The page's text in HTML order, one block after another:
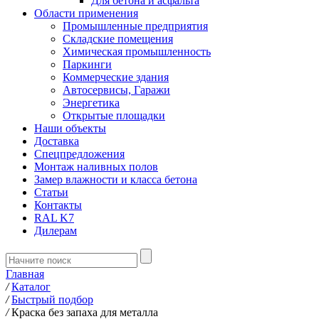
Области применения
Промышленные предприятия
Складские помещения
Химическая промышленность
Паркинги
Коммерческие здания
Автосервисы, Гаражи
Энергетика
Открытые площадки
Наши объекты
Доставка
Спецпредложения
Монтаж наливных полов
Замер влажности и класса бетона
Статьи
Контакты
RAL K7
Дилерам
Главная
/ Каталог
/ Быстрый подбор
/ Краска без запаха для металла